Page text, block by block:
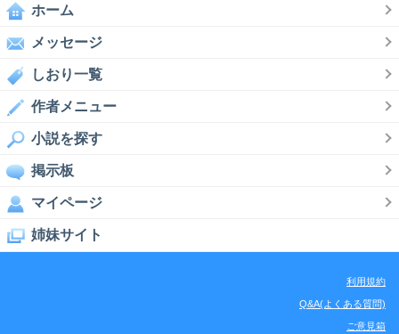
ホーム
メッセージ
しおり一覧
作者メニュー
小説を探す
掲示板
マイページ
姉妹サイト
利用規約
Q&A(よくある質問)
ご意見箱